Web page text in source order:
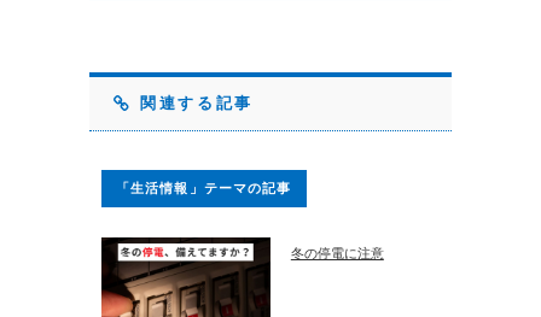
関連する記事
「生活情報」テーマの記事
冬の停電に注意